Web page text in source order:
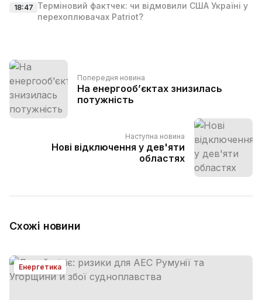
18:47 Терміновий фактчек: чи відмовили США Україні у
перехоплювачах Patriot?
Попередня новина
На енергообʼєктах знизилась
потужність
Наступна новина
Нові відключення у дев'яти
областях
Схожі новини
Енергетика